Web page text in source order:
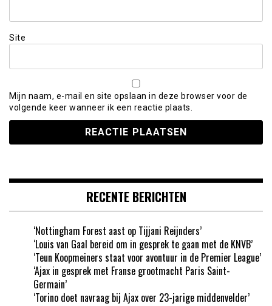
Site
Mijn naam, e-mail en site opslaan in deze browser voor de
volgende keer wanneer ik een reactie plaats.
RECENTE BERICHTEN
‘Nottingham Forest aast op Tijjani Reijnders’
‘Louis van Gaal bereid om in gesprek te gaan met de KNVB’
‘Teun Koopmeiners staat voor avontuur in de Premier League’
‘Ajax in gesprek met Franse grootmacht Paris Saint-
Germain’
‘Torino doet navraag bij Ajax over 23-jarige middenvelder’